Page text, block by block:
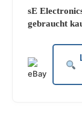
sE
gebraucht